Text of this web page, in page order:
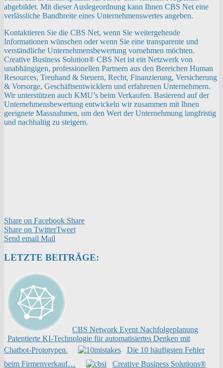
abgebildet. Mit dieser Auslegeordnung kann Ihnen CBS Net eine
verlässliche Bandbreite eines Unternehmenswertes angeben.
Kontaktieren Sie die CBS Net, wenn Sie weitergehende
Informationen wünschen oder wenn Sie eine transparente und
verständliche Unternehmensbewertung vornehmen möchten.
Creative Business Solution® CBS Net ist ein Netzwerk von
unabhängigen, professionellen Partnern aus den Bereichen Human
Resources, Treuhand & Steuern, Recht, Finanzierung, Versicherung
& Vorsorge, Geschäftsentwicklern und erfahrenen Unternehmern.
Wir unterstützen auch KMU’s beim Verkaufen. Basierend auf der
Unternehmensbewertung entwickeln wir zusammen mit Ihnen
geeignete Massnahmen, um den Wert der Unternehmung langfristig
und nachhaltig zu steigern.
Share on Facebook Share
Share on TwitterTweet
Send email Mail
LETZTE BEITRÄGE:
CBS Network Event Nachfolgeplanung
Patentierte KI-Technologie für automatisiertes Denken mit
Chatbot-Prototypen.
Die 10 häufigsten Fehler
beim Firmenverkauf…
Creative Business Solutions®